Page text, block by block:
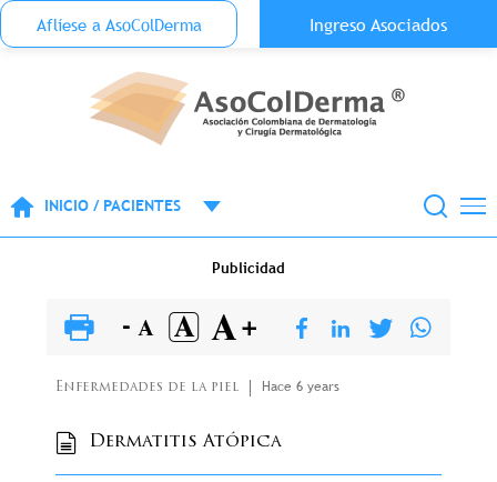
Pasar al contenido principal
Menu Top Anónimo
Aflíese a AsoColDerma Ingreso Asociados
INICIO / PACIENTES
Publicidad
Enfermedades de la piel Hace 6 years
Dermatitis Atópica